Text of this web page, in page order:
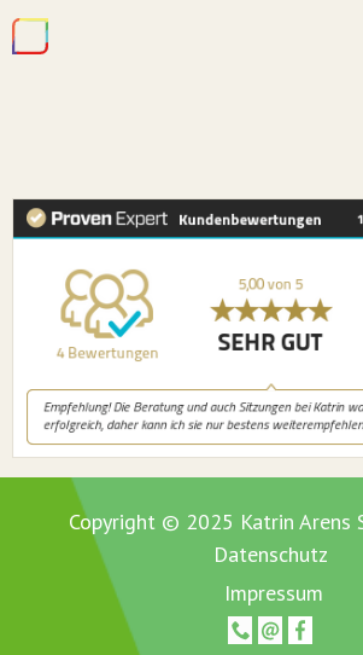
Copyright © 2025 Katrin Arens
Datenschutz
Impressum